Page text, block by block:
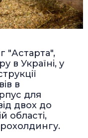
"Астарта",
в Україні, у
в
для
двох до
області,